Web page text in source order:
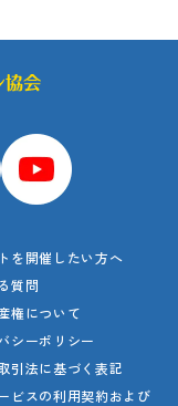
を開催したい方へ
質問
権について
シーポリシー
引法に基づく表記
ビスの利用契約および